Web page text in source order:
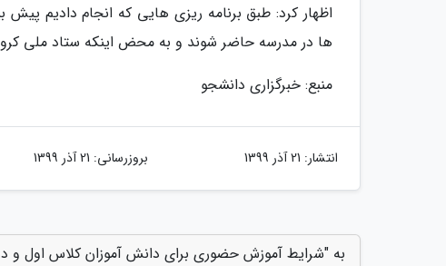
اظهار کرد: طبق برنامه ریزی هایی که انجام دادیم
ها در مدرسه حاضر شوند و به محض اینکه ستاد ملی
منبع: خبرگزاری دانشجو
انتشار: 21 آذر 1399 بروزرسانی: 21 آذر 1399
به "شرایط آموزش حضوری برای دانش آموزان کلاس اول و